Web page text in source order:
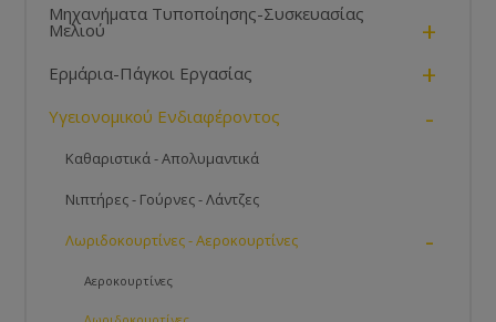
Μηχανήματα Τυποποίησης-Συσκευασίας
Μελιού +
Ερμάρια-Πάγκοι Εργασίας +
Υγειονομικού Ενδιαφέροντος -
Καθαριστικά - Απολυμαντικά
Νιπτήρες - Γούρνες - Λάντζες
Λωριδοκουρτίνες - Αεροκουρτίνες -
Αεροκουρτίνες
Λωριδοκουρτίνες